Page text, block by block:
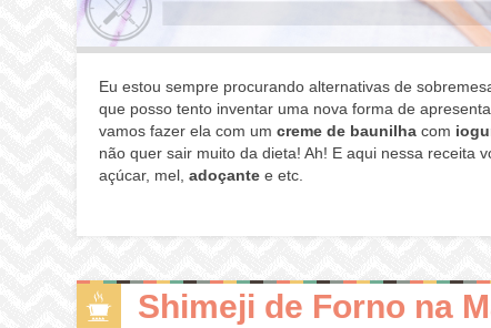
Eu estou sempre procurando alternativas de
que posso tento inventar uma nova forma de
vamos fazer ela com um creme de baunilhacom
não quer sair muito da dieta! Ah! E aqui nessa receita
açúcar, mel, adoçantee etc.
Shimeji de Forno na